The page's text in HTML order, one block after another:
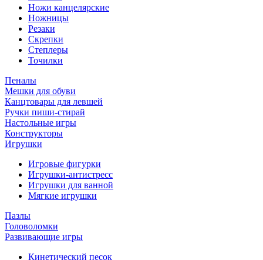
Ножи канцелярские
Ножницы
Резаки
Скрепки
Степлеры
Точилки
Пеналы
Мешки для обуви
Канцтовары для левшей
Ручки пиши-стирай
Настольные игры
Конструкторы
Игрушки
Игровые фигурки
Игрушки-антистресс
Игрушки для ванной
Мягкие игрушки
Пазлы
Головоломки
Развивающие игры
Кинетический песок